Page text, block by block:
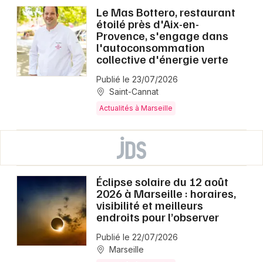
Le Mas Bottero, restaurant
étoilé près d'Aix-en-
Provence, s'engage dans
l'autoconsommation
collective d'énergie verte
Publié le 23/07/2026
Saint-Cannat
Actualités à Marseille
Éclipse solaire du 12 août
2026 à Marseille : horaires,
visibilité et meilleurs
endroits pour l’observer
Publié le 22/07/2026
Marseille